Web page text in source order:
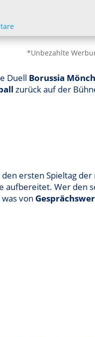
*Unbezahlte
Duell Borussia
zurück auf der
ersten Spieltag der
aufbereitet. Wer den
von